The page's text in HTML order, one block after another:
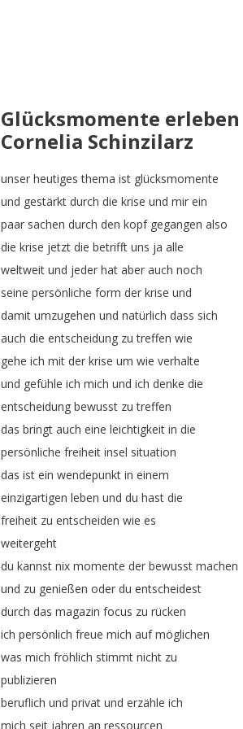
Glücksmomente
Cornelia Schinzilarz
unser heutiges thema ist glücksmomente
und gestärkt durch die krise und mir ein
paar sachen durch den kopf gegangen also
die krise jetzt die betrifft uns ja alle
weltweit und jeder hat aber auch noch
seine persönliche form der krise und
damit umzugehen und natürlich dass sich
auch die entscheidung zu treffen wie
gehe ich mit der krise um wie verhalte
und gefühle ich mich und ich denke die
entscheidung bewusst zu treffen
das bringt auch eine leichtigkeit in die
persönliche freiheit insel situation
das ist ein wendepunkt in einem
einzigartigen leben und du hast die
freiheit zu entscheiden wie es
weitergeht
du kannst nix momente der bewusst machen
und zu genießen oder du entscheidest
durch das magazin focus zu rücken
ich persönlich freue mich auf möglichen
was mich fröhlich stimmt nicht zu
publizieren
beruflich und privat und erzähle ich
mich seit jahren an ressourcen